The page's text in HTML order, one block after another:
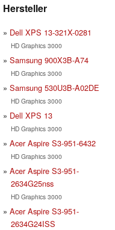
Hersteller
Dell XPS 13-321X-0281
HD Graphics 3000
Samsung 900X3B-A74
HD Graphics 3000
Samsung 530U3B-A02DE
HD Graphics 3000
Dell XPS 13
HD Graphics 3000
Acer Aspire S3-951-6432
HD Graphics 3000
Acer Aspire S3-951-
2634G25nss
HD Graphics 3000
Acer Aspire S3-951-
2634G24ISS